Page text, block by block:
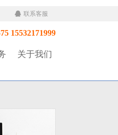
联系客服
关于我们
15532171999